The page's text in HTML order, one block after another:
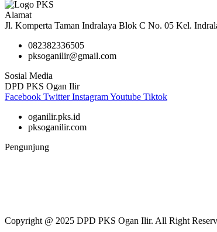
Alamat
Jl. Komperta Taman Indralaya Blok C No. 05 Kel.
082382336505
pksoganilir@gmail.com
Sosial Media
DPD PKS Ogan Ilir
Facebook Twitter InstagramYoutube Tiktok
oganilir.pks.id
pksoganilir.com
Pengunjung
Copyright @ 2025 DPD PKS Ogan Ilir. All Right